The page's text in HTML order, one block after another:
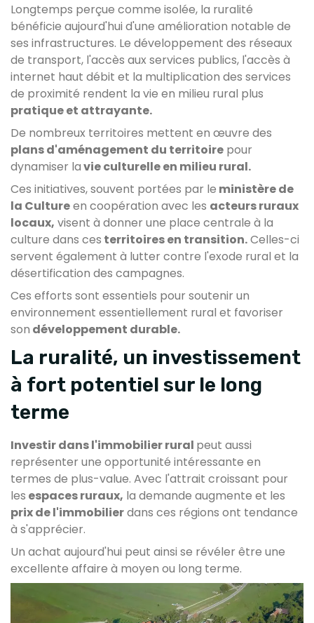
Longtemps perçue comme isolée, la ruralité
bénéficie aujourd'hui d'une amélioration notable de
ses infrastructures. Le développement des réseaux
de transport, l'accès aux services publics, l'accès à
internet haut débit et la multiplication des services
de proximité rendent la vie en milieu rural plus
pratique et attrayante.
De nombreux territoires mettent en œuvre des
plans d'aménagement du territoire pour
dynamiser lavie culturelle en milieu rural.
Ces initiatives, souvent portées par le ministère de
la Cultureen coopération avec les acteurs ruraux
locaux, visent à donner une place centrale à la
culture dans ces territoires en transition.Celles-ci
servent également à lutter contre l'exode rural et la
désertification des campagnes.
Ces efforts sont essentiels pour soutenir un
environnement essentiellement rural et favoriser
son développement durable.
La ruralité, un investissement
à fort potentiel sur le long
terme
Investir dans l'immobilier rural peut aussi
représenter une opportunité intéressante en
termes de plus-value. Avec l'attrait croissant pour
les espaces ruraux, la demande augmente et les
prix de l'immobilierdans ces régions ont tendance
à s'apprécier.
Un achat aujourd'hui peut ainsi se révéler être une
excellente affaire à moyen ou long terme.